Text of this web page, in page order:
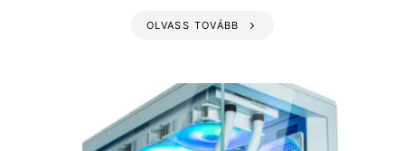
OLVASS TOVÁBB